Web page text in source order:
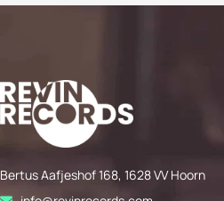
Bertus Aafjeshof 168, 1628 VV Hoorn